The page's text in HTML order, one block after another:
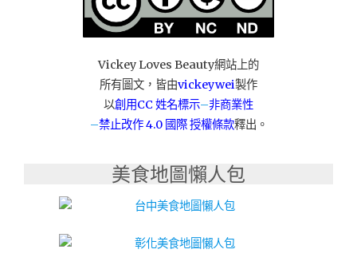
給
你
舒
適
又
安
眠
的
Vickey Loves Beauty網站上的
所有圖文，皆由vickeywei製作
以創用CC 姓名標示–非商業性
–禁止改作4.0 國際 授權條款釋出。
美食地圖懶人包